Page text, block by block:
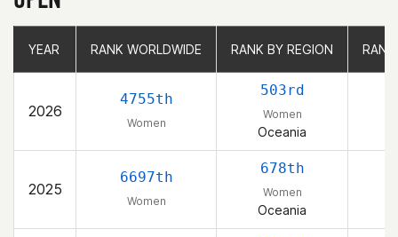
YEAR RANK WORLDWIDE RANK BY REGION
2026
4755th
Women
503rd
Women
Oceania
2025
6697th
Women
678th
Women
Oceania
YEAR RANK WORLDWIDE RANK BY REGION